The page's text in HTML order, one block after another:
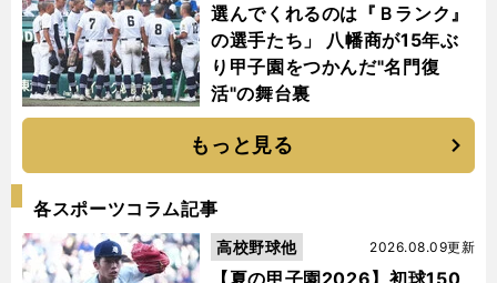
選んでくれるのは『Ｂランク』
の選手たち」 八幡商が15年ぶ
り甲子園をつかんだ"名門復
活"の舞台裏
もっと見る
各スポーツコラム記事
2026.08.09更新
高校野球他